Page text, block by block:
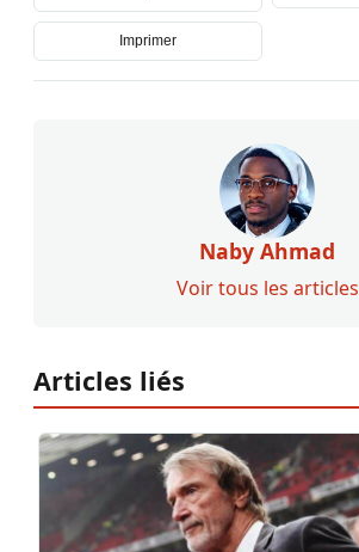
Imprimer
Naby Ahmad
Voir tous les articles
Articles liés